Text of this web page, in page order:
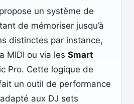
un système de
de mémoriser jusqu’à
distinctes par instance,
MIDI ou via les Smart
Pro. Cette logique de
un outil de performance
aux DJ sets